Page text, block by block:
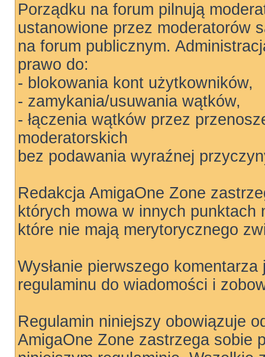
Porządku na forum pilnują
ustanowione przez moderatorów
na forum publicznym.
prawo do:
- blokowania kont użytkowników,
- zamykania/usuwania wątków,
- łączenia wątków przez
moderatorskich
bez podawania wyraźnej
Redakcja AmigaOne Zone
których mowa w innych
które nie mają merytorycznego
Wysłanie pierwszego
regulaminu do wiadomości i
Regulamin niniejszy obowiązuje
AmigaOne Zone zastrzega sobie